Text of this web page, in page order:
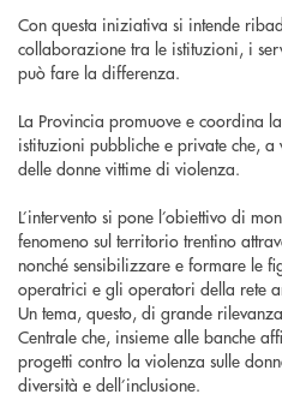
Con questa iniziativa si intende
collaborazione tra le istituzioni, i
può fare la differenza.
La Provincia promuove e coordina
istituzioni pubbliche e private che,
delle donne vittime di violenza.
L’intervento si pone l’obiettivo di
fenomeno sul territorio trentino
nonché sensibilizzare e formare le
operatrici e gli operatori della rete
Un tema, questo, di grande
Centrale che, insieme alle banche
progetti contro la violenza sulle
diversità e dell’inclusione.